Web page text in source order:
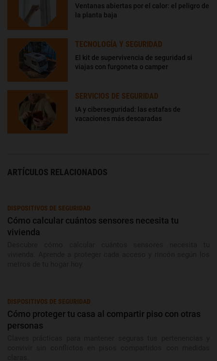
Ventanas abiertas por el calor: el peligro de
la planta baja
TECNOLOGÍA Y SEGURIDAD
El kit de supervivencia de seguridad si
viajas con furgoneta o camper
SERVICIOS DE SEGURIDAD
IA y ciberseguridad: las estafas de
vacaciones más descaradas
ARTÍCULOS RELACIONADOS
DISPOSITIVOS DE SEGURIDAD
Cómo calcular cuántos sensores necesita tu
vivienda
DISPOSITIVOS DE SEGURIDAD
Cómo proteger tu casa al compartir piso con otras
personas